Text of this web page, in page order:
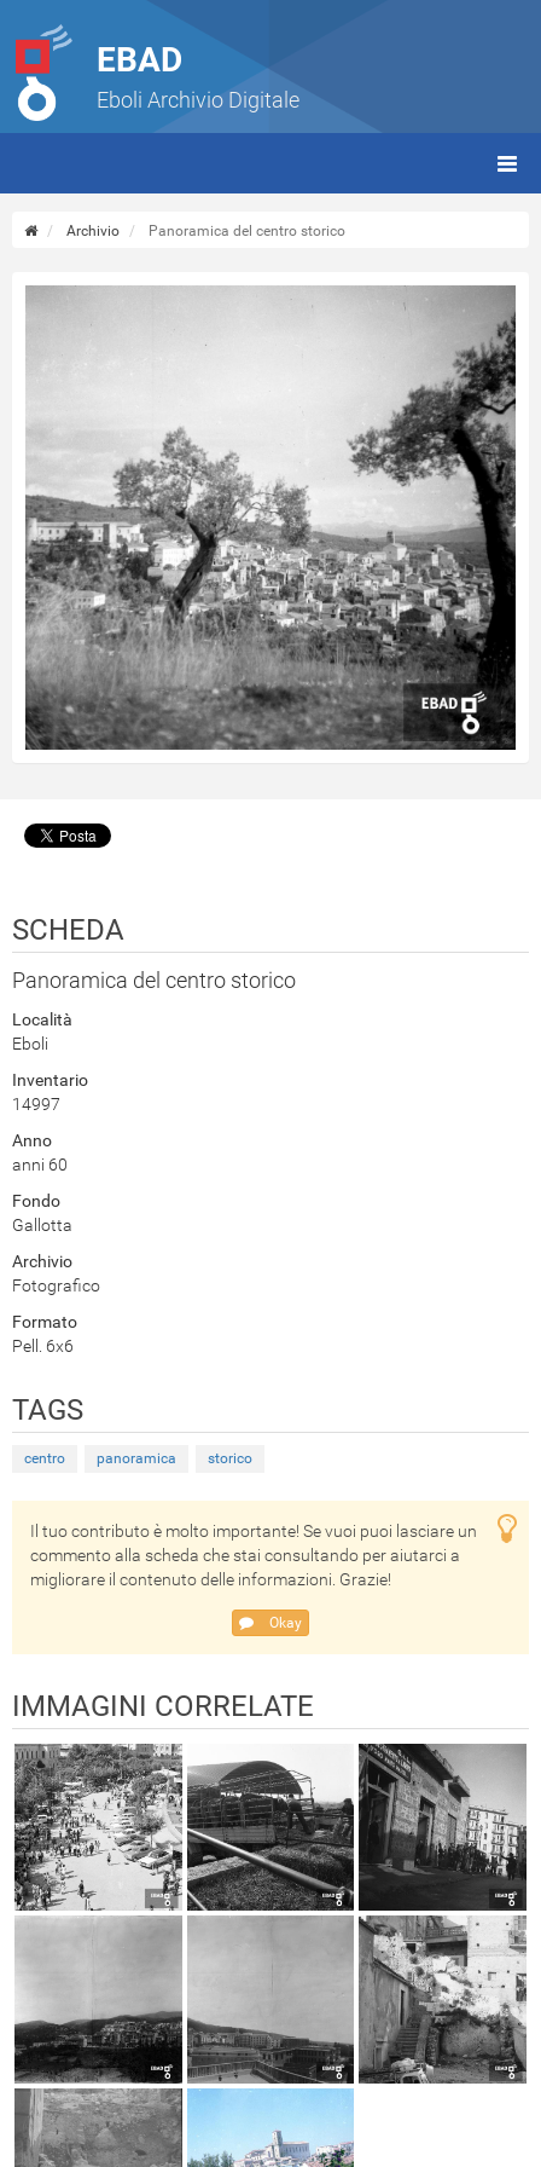
EBAD
Eboli Archivio Digitale
Archivio Panoramica del centro storico
SCHEDA
Panoramica del centro storico
Località
Eboli
Inventario
14997
Anno
anni 60
Fondo
Gallotta
Archivio
Fotografico
Formato
Pell. 6x6
TAGS
centro panoramica storico
Il tuo contributo è molto importante! Se vuoi puoi lasciare un
commento alla scheda che stai consultando per aiutarci a
migliorare il contenuto delle informazioni. Grazie!
Okay
IMMAGINI CORRELATE